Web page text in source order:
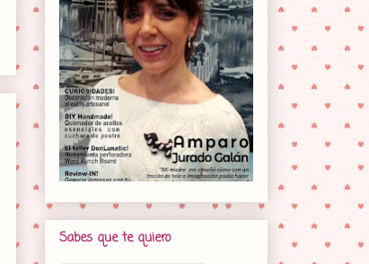
Sabes que te quiero